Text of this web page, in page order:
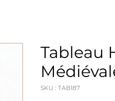
Tableau
SKU : TAB187